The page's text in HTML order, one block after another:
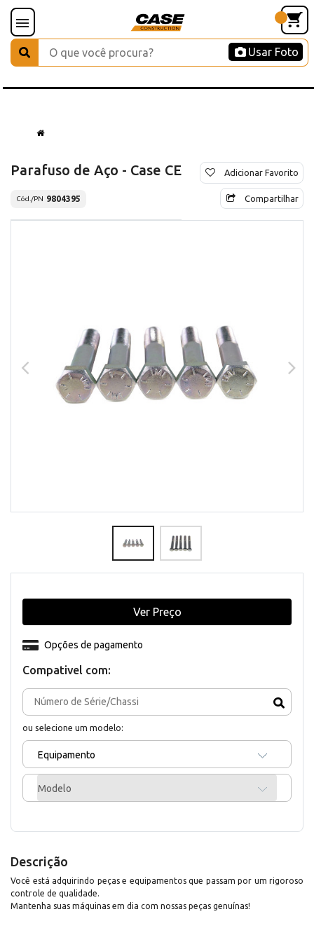
Usar Foto
Parafuso de Aço - Case CE
Cód./PN 9804395
Adicionar Favorito
Compartilhar
Compativel com:
ou selecione um modelo:
Equipamento
Modelo
Opções de pagamento
Ver Preço
Descrição
Você está adquirindo peças e equipamentos que passam por um rigoroso
controle de qualidade.
Mantenha suas máquinas em dia com nossas peças genuínas!